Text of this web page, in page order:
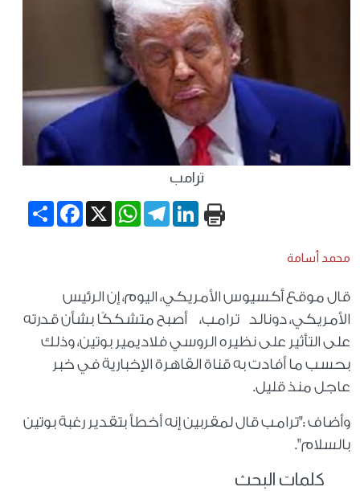
ترامب
Share
Facebook X
WhatsApp
TelegramLinkedIn
محمد أسامة
قال موقع أكسيوس الأمريكي، اليوم، إن الرئيس
الأمريكي، دونالد ترامب، أصبح متشككًا بشأن قدرته
على التأثير على نظيره الروسي فلاديمير بوتين، وذلك
بحسب ما أفادت به قناة القاهرة الإخبارية في خبر
عاجل منذ قليل.
وأضاف :"ترامب قال لمقربين إنه أخطأ بتقدير رغبة بوتين
بالسلام".
كلمات البحث